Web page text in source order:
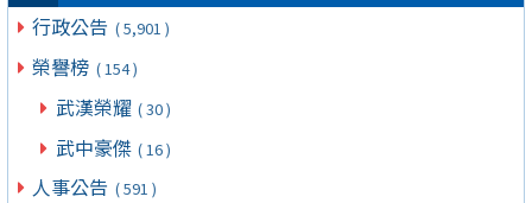
行政公告 ( 5,901 )
榮譽榜 ( 154 )
武漢榮耀 ( 30 )
武中豪傑 ( 16 )
人事公告 ( 591 )